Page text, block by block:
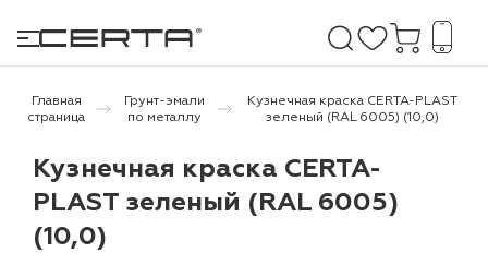
покрытия
и дачи
Главная
страница
Грунт-эмали
по металлу
Кузнечная краска CERTA-PLAST
зеленый (RAL 6005) (10,0)
Кузнечная краска CERTA-
PLAST зеленый (RAL 6005)
(10,0)